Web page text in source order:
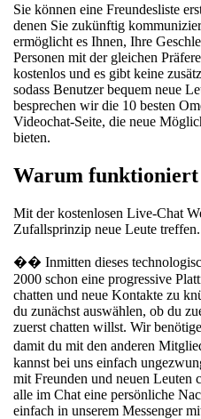
Sie können eine Freundesliste
denen Sie zukünftig
ermöglicht es Ihnen, Ihre
Personen mit der gleichen
kostenlos und es gibt keine
sodass Benutzer bequem neue
besprechen wir die 10 besten
Videochat-Seite, die neue
bieten.
Warum funktioniert
Mit der kostenlosen Live-Chat
Zufallsprinzip neue Leute treffen.
�� Inmitten dieses
2000 schon eine progressive
chatten und neue Kontakte zu
du zunächst auswählen, ob du
zuerst chatten willst. Wir
damit du mit den anderen
kannst bei uns einfach
mit Freunden und neuen Leuten
alle im Chat eine persönliche
einfach in unserem Messenger